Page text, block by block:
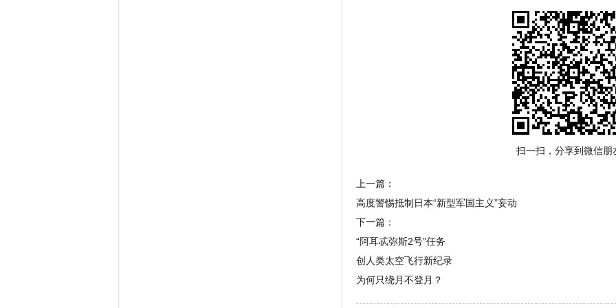
扫一扫，分享到微信朋
上一篇：
高度警惕抵制日本“新型军国主义”妄动
下一篇：
“阿耳忒弥斯2号”任务
创人类太空飞行新纪录
为何只绕月不登月？